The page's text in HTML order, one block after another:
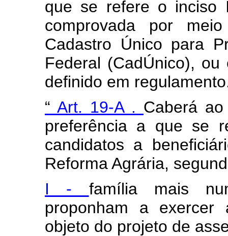
que se refere o
comprovada por
Cadastro Único para
Federal (CadÚnico),
definido em
“ Art. 19-A . Caberá
preferência a que se
candidatos a
Reforma Agrária,
I - família mais
proponham a
objeto do projeto de